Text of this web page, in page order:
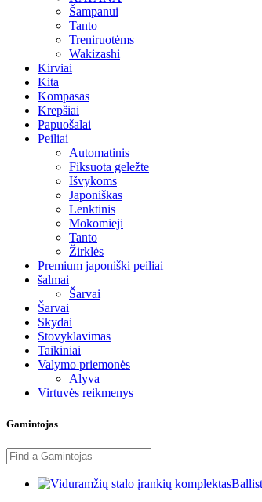
Šampanui
Tanto
Treniruotėms
Wakizashi
Kirviai
Kita
Kompasas
Krepšiai
Papuošalai
Peiliai
Automatinis
Fiksuota geležte
Išvykoms
Japoniškas
Lenktinis
Mokomieji
Tanto
Žirklės
Premium japoniški peiliai
šalmai
Šarvai
Šarvai
Skydai
Stovyklavimas
Taikiniai
Valymo priemonės
Alyva
Virtuvės reikmenys
Gamintojas